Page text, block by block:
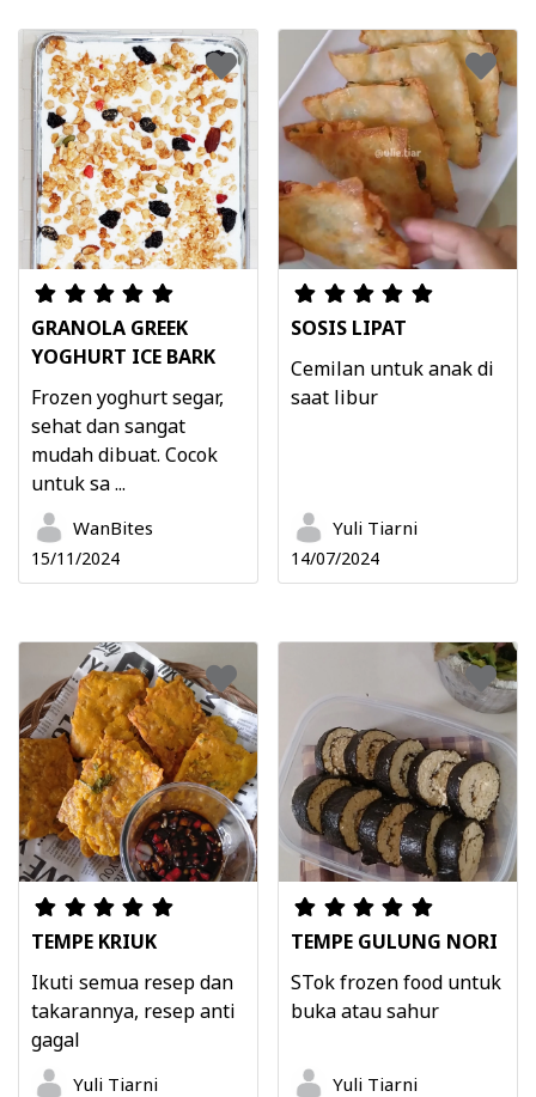
GRANOLA GREEK
YOGHURT ICE BARK
Frozen yoghurt segar,
sehat dan sangat
mudah dibuat. Cocok
untuk sa ...
WanBites
15/11/2024
SOSIS LIPAT
Cemilan untuk anak di
saat libur
Yuli Tiarni
14/07/2024
TEMPE KRIUK
Ikuti semua resep dan
takarannya, resep anti
gagal
Yuli Tiarni
TEMPE GULUNG NORI
STok frozen food untuk
buka atau sahur
Yuli Tiarni